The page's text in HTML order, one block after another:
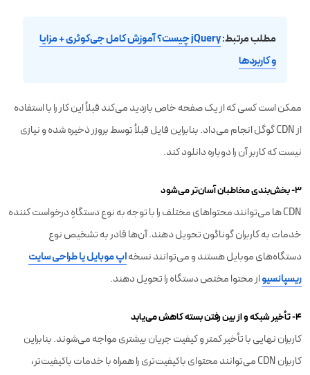
مطلب مرتبط:
jQuery چیست؟ آموزش کامل جی‌کوئری + مزایا
و کاربردها
ممکن است کسی که از یک صفحه خاص بازدید می‌کند قبلأ این کار را با استفاده
از CDN گوگل انجام می‌داد. بنابراین فایل قبلأ توسط بروزر ذخیره شده و نیازی
نیست که کاربر آن را دوباره دانلود کند.
۳- بخش‌بندی مخاطبان آسان‌تر می‌شود
CDN ها می‌توانند محتواهای مختلف را با توجه به نوع دستگاهِ درخواست کننده
خدمات به کاربران گوناگون تحویل دهند. آن‌ها قادر به تشخیص نوع
دستگاه‌های موبایل هستند و می‌توانند نسخهاپ موبایل یا طراحی سایت
ریسپانسیواز محتوا مختص دستگاه را تحویل دهند.
۴- تأخیر شبکه و از بین رفتن بسته کاهش می‌یابد
کاربران نهایی با تأخیر کمتر و کیفیت جریان بیشتری مواجه می‌شوند. بنابراین
کاربران CDN می‌توانند محتوای باکیفیت‌تری را همراه با خدمات باکیفیت‌تر،